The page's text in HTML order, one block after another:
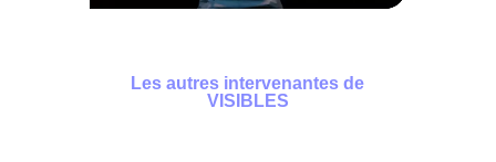
Les autres intervenantes de
VISIBLES